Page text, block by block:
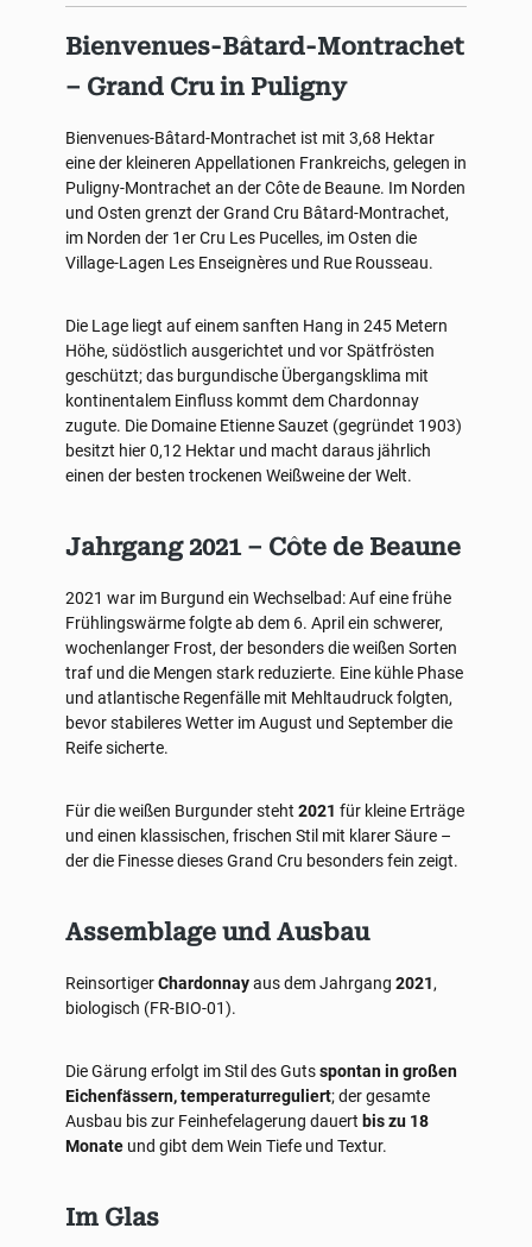
Bienvenues-Bâtard-Montrachet
– Grand Cru in Puligny
Bienvenues-Bâtard-Montrachet ist mit 3,68 Hektar
eine der kleineren Appellationen Frankreichs, gelegen in
Puligny-Montrachet an der Côte de Beaune. Im Norden
und Osten grenzt der Grand Cru Bâtard-Montrachet,
im Norden der 1er Cru Les Pucelles, im Osten die
Village-Lagen Les Enseignères und Rue Rousseau.
Die Lage liegt auf einem sanften Hang in 245 Metern
Höhe, südöstlich ausgerichtet und vor Spätfrösten
geschützt; das burgundische Übergangsklima mit
kontinentalem Einfluss kommt dem Chardonnay
zugute. Die Domaine Etienne Sauzet (gegründet 1903)
besitzt hier 0,12 Hektar und macht daraus jährlich
einen der besten trockenen Weißweine der Welt.
Jahrgang 2021 – Côte de Beaune
2021 war im Burgund ein Wechselbad: Auf eine frühe
Frühlingswärme folgte ab dem 6. April ein schwerer,
wochenlanger Frost, der besonders die weißen Sorten
traf und die Mengen stark reduzierte. Eine kühle Phase
und atlantische Regenfälle mit Mehltaudruck folgten,
bevor stabileres Wetter im August und September die
Reife sicherte.
Für die weißen Burgunder steht 2021 für kleine Erträge
und einen klassischen, frischen Stil mit klarer Säure –
der die Finesse dieses Grand Cru besonders fein zeigt.
Assemblage und Ausbau
ReinsortigerChardonnayaus dem Jahrgang 2021,
biologisch (FR-BIO-01).
Die Gärung erfolgt im Stil des Gutsspontan in großen
Eichenfässern, temperaturreguliert; der gesamte
Ausbau bis zur Feinhefelagerung dauert bis zu 18
Monate und gibt dem Wein Tiefe und Textur.
Im Glas